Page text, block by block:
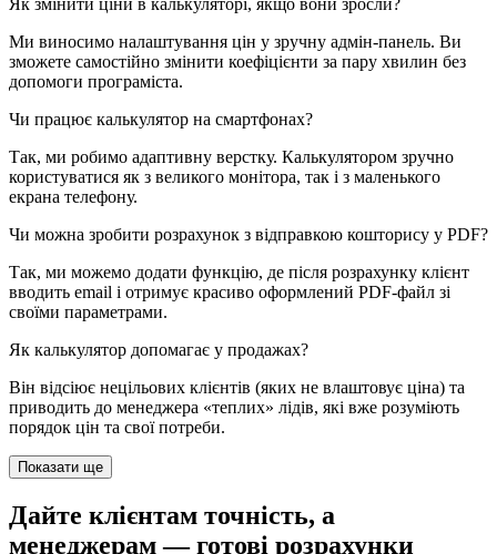
Як змінити ціни в калькуляторі, якщо вони зросли?
Ми виносимо налаштування цін у зручну адмін-панель. Ви
зможете самостійно змінити коефіцієнти за пару хвилин без
допомоги програміста.
Чи працює калькулятор на смартфонах?
Так, ми робимо адаптивну верстку. Калькулятором зручно
користуватися як з великого монітора, так і з маленького
екрана телефону.
Чи можна зробити розрахунок з відправкою кошторису у PDF?
Так, ми можемо додати функцію, де після розрахунку клієнт
вводить email і отримує красиво оформлений PDF-файл зі
своїми параметрами.
Як калькулятор допомагає у продажах?
Він відсіює нецільових клієнтів (яких не влаштовує ціна) та
приводить до менеджера «теплих» лідів, які вже розуміють
порядок цін та свої потреби.
Показати ще
Дайте клієнтам точність, а
менеджерам —готові розрахунки